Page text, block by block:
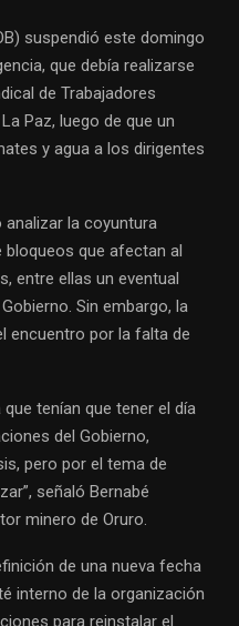
suspendió este domingo
que debía realizarse
de Trabajadores
Paz, luego de que un
y agua a los dirigentes
la coyuntura
bloqueos que afectan al
entre ellas un eventual
Sin embargo, la
encuentro por la falta de
tenían que tener el día
del Gobierno,
pero por el tema de
señaló Bernabé
minero de Oruro.
de una nueva fecha
interno de la organización
para reinstalar el